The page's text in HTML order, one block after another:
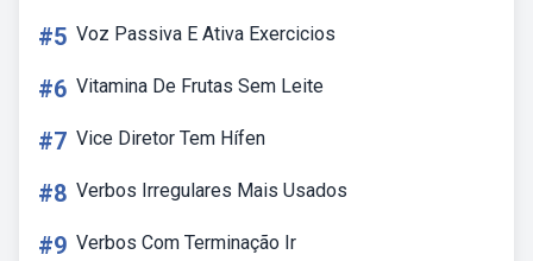
#5 Voz Passiva E Ativa Exercicios
#6 Vitamina De Frutas Sem Leite
#7 Vice Diretor Tem Hífen
#8 Verbos Irregulares Mais Usados
#9 Verbos Com Terminação Ir